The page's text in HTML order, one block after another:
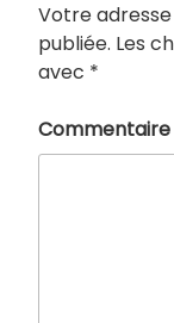
Votre
publiée. Les
avec *
Commentaire